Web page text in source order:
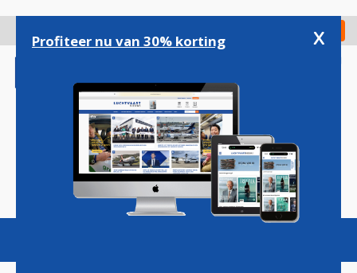
gaan
Check in
Magazine Podcasts Vacatures
Profiteer nu van 30% korting x